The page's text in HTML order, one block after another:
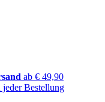
ab € 49,90
jeder Bestellung